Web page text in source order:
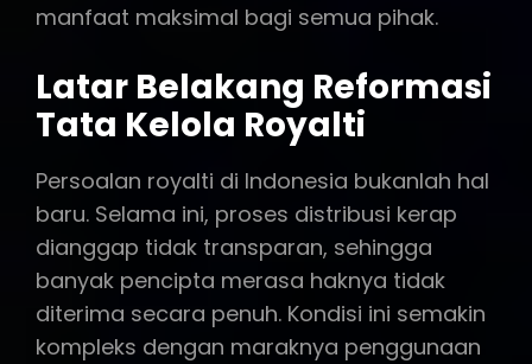
manfaat maksimal bagi semua pihak.
Latar Belakang Reformasi
Tata Kelola Royalti
Persoalan royalti di Indonesia bukanlah hal
baru. Selama ini, proses distribusi kerap
dianggap tidak transparan, sehingga
banyak pencipta merasa haknya tidak
diterima secara penuh. Kondisi ini semakin
kompleks dengan maraknya penggunaan